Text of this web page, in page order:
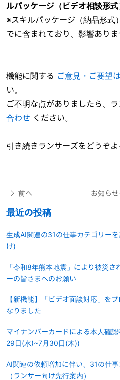
ルパッケージ（ビデオ相談形式
※スキルパッケージ（納品形式
でに含まれており、影響ありま
機能に関する ご意見・ご要望
い。
ご不明な点がありましたら、
合わせ ください。
引き続きランサーズをどうぞよ
前へ お知ら
最近の投稿
生成AI関連の31の仕事カテゴリー
け)
「令和8年熊本地震」により被災
ーの皆さまへのお願い
【新機能】「ビデオ面談対応」を
なりました
マイナンバーカードによる本人確
29日(水)~7月30日(木))
AI関連の依頼増加に伴い、31の仕
（ランサー向け先行案内）